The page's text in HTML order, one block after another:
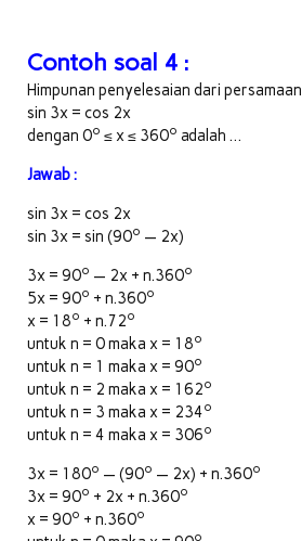
Contoh soal 4 :
Himpunan penyelesaian dari persamaan
sin 3x = cos 2x
dengan 0o ≤ x ≤ 360o adalah …
Jawab :
sin 3x = cos 2x
sin 3x = sin (90o — 2x)
3x = 90o — 2x + n.360o
5x = 90o + n.360o
x = 18o + n.72o
untuk n = 0 maka x = 18o
untuk n = 1 maka x = 90o
untuk n = 2 maka x = 162o
untuk n = 3 maka x = 234o
untuk n = 4 maka x = 306o
3x = 180o — (90o — 2x) + n.360o
3x = 90o + 2x + n.360o
x = 90o + n.360o
o